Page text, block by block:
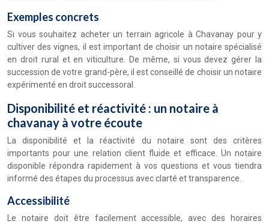
Exemples concrets
Si vous souhaitez acheter un terrain agricole à Chavanay pour y
cultiver des vignes, il est important de choisir un notaire spécialisé
en droit rural et en viticulture. De même, si vous devez gérer la
succession de votre grand-père, il est conseillé de choisir un notaire
expérimenté en droit successoral.
Disponibilité et réactivité : un notaire à
chavanay à votre écoute
La disponibilité et la réactivité du notaire sont des critères
importants pour une relation client fluide et efficace. Un notaire
disponible répondra rapidement à vos questions et vous tiendra
informé des étapes du processus avec clarté et transparence.
Accessibilité
Le notaire doit être facilement accessible, avec des horaires